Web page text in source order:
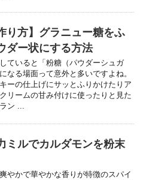
り方】グラニュー糖をふ
ダー状にする方法
ていると「粉糖（パウダーシュガ
なる場面って意外と多いですよね。
ーの仕上げにサッとふりかけたりア
リームの甘み付けに使ったりと見た
ン ...
ミルでカルダモンを粉末
やかで華やかな香りが特徴のスパイ